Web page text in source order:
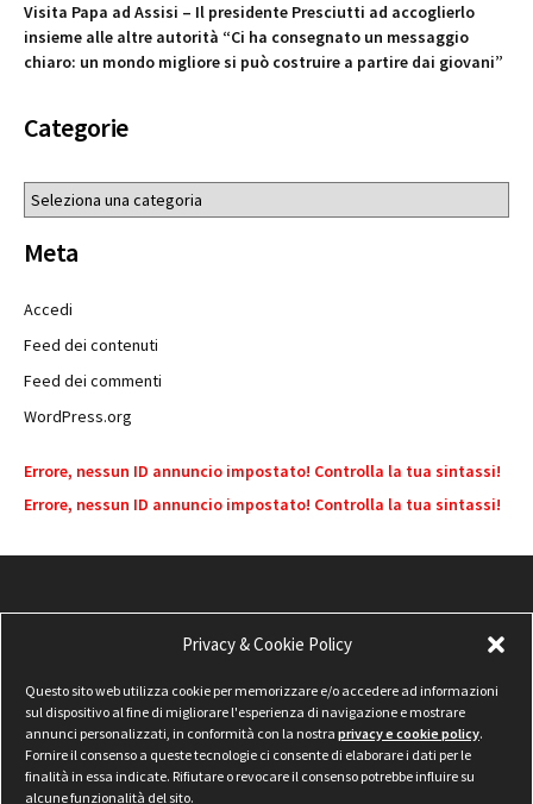
Privacy & Cookie Policy
Questo sito web utilizza cookie per memorizzare e/o accedere ad informazioni
sul dispositivo al fine di migliorare l'esperienza di navigazione e mostrare
annunci personalizzati, in conformità con la nostra privacy e cookie policy.
Fornire il consenso a queste tecnologie ci consente di elaborare i dati per le
finalità in essa indicate. Rifiutare o revocare il consenso potrebbe influire su
alcune funzionalità del sito.
Visita Papa ad Assisi – Il presidente Presciutti ad accoglierlo
insieme alle altre autorità “Ci ha consegnato un messaggio
chiaro: un mondo migliore si può costruire a partire dai giovani”
Categorie
Categorie
Meta
Accedi
Feed dei contenuti
Feed dei commenti
WordPress.org
Errore, nessun ID annuncio impostato! Controlla la tua sintassi!
Errore, nessun ID annuncio impostato! Controlla la tua sintassi!